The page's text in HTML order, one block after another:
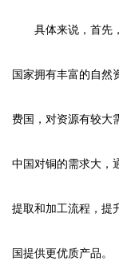
具体来说，首先
国家拥有丰富的自然
费国，对资源有较大
中国对铜的需求大，
提取和加工流程，提
国提供更优质产品。